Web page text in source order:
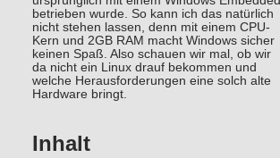
betrieben wurde. So kann ich das natürlich
nicht stehen lassen, denn mit einem CPU-
Kern und 2GB RAM macht Windows sicher
keinen Spaß. Also schauen wir mal, ob wir
da nicht ein Linux drauf bekommen und
welche Herausforderungen eine solch alte
Hardware bringt.
Inhalt